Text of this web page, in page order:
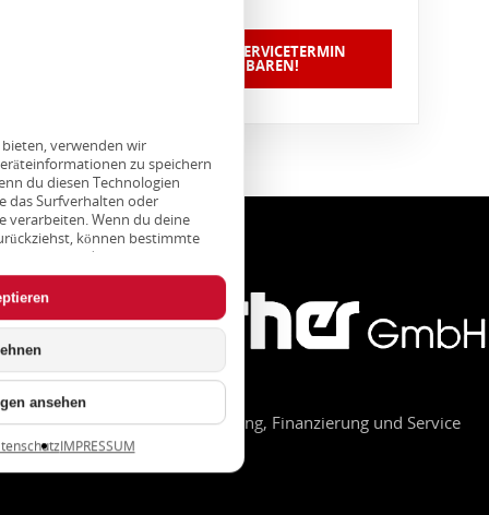
verwenden wir
zu speichern
du diesen Technologien
das Surfverhalten oder
verarbeiten. Wenn du deine
können bestimmte
werden.
ansehen
IMPRESSUM
JETZT EINEN SERVICETERMIN
VEREINBAREN!
Ihr Autohaus für Verkauf, Leasing, Finanzierung und Service
in Forst und Karlsruhe.